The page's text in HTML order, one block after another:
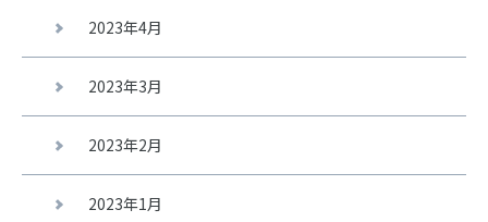
2023年4月
2023年3月
2023年2月
2023年1月